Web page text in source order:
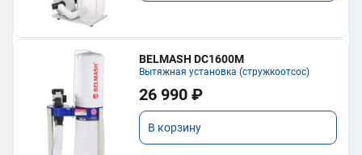
BELMASH DC1600M
Вытяжная установка (стружкоотсос)
26 990 ₽
В корзину